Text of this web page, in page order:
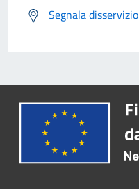
Segnala disservizio